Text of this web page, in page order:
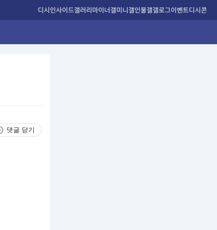
디시인사이드갤러리마이너갤미니갤인물갤갤로그이벤트디시콘
댓글 닫기